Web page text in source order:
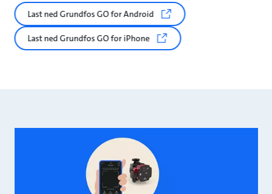
Last ned Grundfos GO for Android
Last ned Grundfos GO for iPhone